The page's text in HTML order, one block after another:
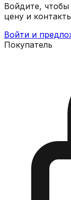
Войдите, чтобы
цену и
Войти и
Покупатель